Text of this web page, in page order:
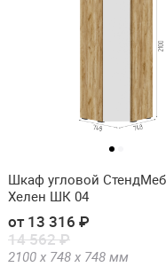
Шкаф угловой
Хелен ШК 04
от 13 316 ₽
14 562 ₽
2100 х 748 х 748 мм